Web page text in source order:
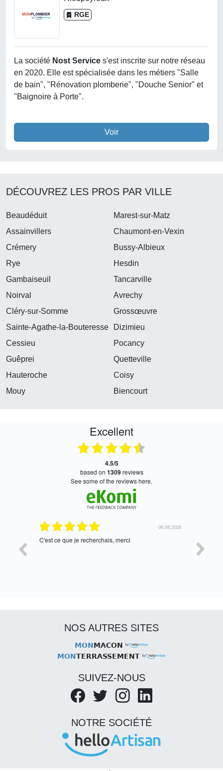
RGE
La société Nost Service s'est inscrite sur notre réseau
en 2020. Elle est spécialisée dans les métiers "Salle
de bain", "Rénovation plomberie", "Douche Senior" et
"Baignoire à Porte".
Voir
DÉCOUVREZ LES PROS PAR VILLE
Beaudéduit
Marest-sur-Matz
Assainvillers
Chaumont-en-Vexin
Crémery
Bussy-Albieux
Rye
Hesdin
Gambaiseuil
Tancarville
Noirval
Avrechy
Cléry-sur-Somme
Grossœuvre
Sainte-Agathe-la-Bouteresse
Dizimieu
Cessieu
Pocancy
Guêprei
Quetteville
Hauteroche
Coisy
Mouy
Biencourt
Excellent
4.5/5
based on 1309reviews
see some of the reviews here.
05.08.2026
tres bien
NOS AUTRES SITES
MONMACON
MONTERRASSEMENT
SUIVEZ-NOUS
NOTRE SOCIÉTÉ